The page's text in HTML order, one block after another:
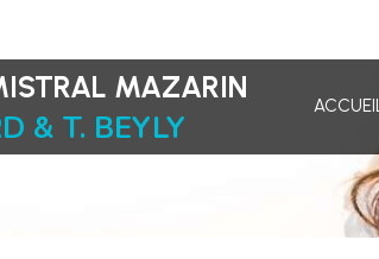
ACCUEIL
MAZARIN
& T. BEYLY